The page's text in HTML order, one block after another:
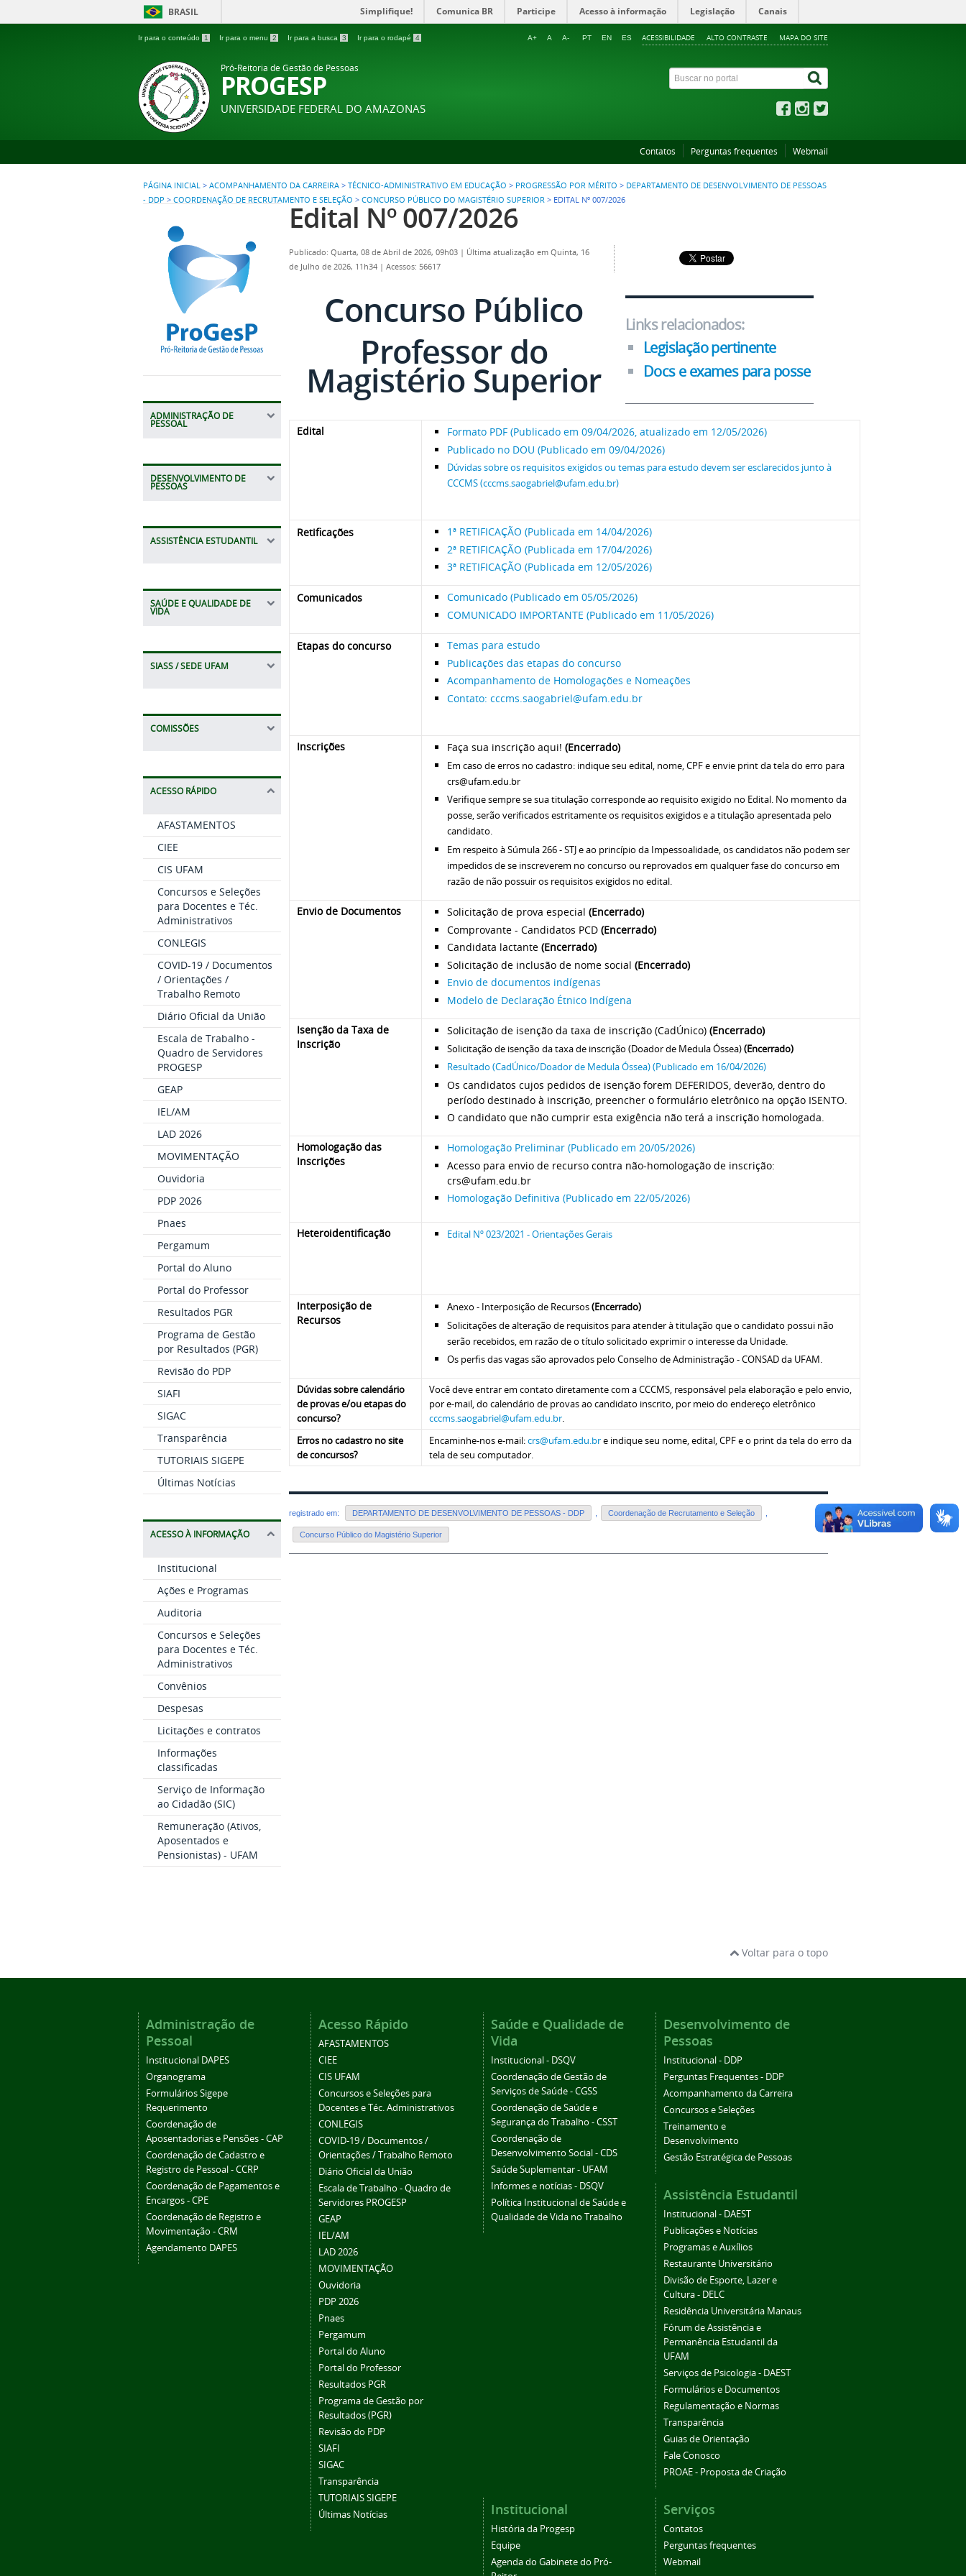
BRASIL Simplifique! Comunica BR Participe Acesso à informação Legislação Canais
Ir para o conteúdo 1 Ir para o menu 2 Ir para a busca 3 Ir para o rodapé 4 ACESSIBILIDADE ALTO CONTRASTE MAPA DO SITE
A+ A A- PT EN ES
Pró-Reitoria de Gestão de Pessoas
PROGESP
UNIVERSIDADE FEDERAL DO AMAZONAS
Contatos Perguntas frequentes Webmail
PÁGINA INICIAL > ACOMPANHAMENTO DA CARREIRA > TÉCNICO-ADMINISTRATIVO EM EDUCAÇÃO > PROGRESSÃO POR MÉRITO > DEPARTAMENTO DE DESENVOLVIMENTO DE PESSOAS
- DDP > COORDENAÇÃO DE RECRUTAMENTO E SELEÇÃO > CONCURSO PÚBLICO DO MAGISTÉRIO SUPERIOR > EDITAL Nº 007/2026
ADMINISTRAÇÃO DE
PESSOAL
DESENVOLVIMENTO DE
PESSOAS
ASSISTÊNCIA ESTUDANTIL
SAÚDE E QUALIDADE DE
VIDA
SIASS / SEDE UFAM
COMISSÕES
ACESSO RÁPIDO
AFASTAMENTOS
CIEE
CIS UFAM
Concursos e Seleções
para Docentes e Téc.
Administrativos
CONLEGIS
COVID-19 / Documentos
/ Orientações /
Trabalho Remoto
Diário Oficial da União
Escala de Trabalho -
Quadro de Servidores
PROGESP
GEAP
IEL/AM
LAD 2026
MOVIMENTAÇÃO
Ouvidoria
PDP 2026
Pnaes
Pergamum
Portal do Aluno
Portal do Professor
Resultados PGR
Programa de Gestão
por Resultados (PGR)
Revisão do PDP
SIAFI
SIGAC
Transparência
TUTORIAIS SIGEPE
Últimas Notícias
ACESSO À INFORMAÇÃO
Institucional
Ações e Programas
Auditoria
Concursos e Seleções
para Docentes e Téc.
Administrativos
Convênios
Despesas
Licitações e contratos
Informações
classificadas
Serviço de Informação
ao Cidadão (SIC)
Remuneração (Ativos,
Aposentados e
Pensionistas) - UFAM
Edital Nº 007/2026
Publicado: Quarta, 08 de Abril de 2026, 09h03 | Última atualização em Quinta, 16
de Julho de 2026, 11h34 | Acessos: 56617
Links relacionados:
Legislação pertinente
Docs e exames para posse
Concurso Público
Professor do
Magistério Superior
Edital
Formato PDF (Publicado em 09/04/2026, atualizado em 12/05/2026)
Publicado no DOU (Publicado em 09/04/2026)
Dúvidas sobre os requisitos exigidos ou temas para estudo devem ser esclarecidos junto à
CCCMS (cccms.saogabriel@ufam.edu.br)
Retificações
1ª RETIFICAÇÃO (Publicada em 14/04/2026)
2ª RETIFICAÇÃO (Publicada em 17/04/2026)
3ª RETIFICAÇÃO (Publicada em 12/05/2026)
Comunicados
Comunicado (Publicado em 05/05/2026)
COMUNICADO IMPORTANTE (Publicado em 11/05/2026)
Etapas do concurso
Temas para estudo
Publicações das etapas do concurso
Acompanhamento de Homologações e Nomeações
Contato: cccms.saogabriel@ufam.edu.br
Inscrições Faça sua inscrição aqui! (Encerrado)
Em caso de erros no cadastro: indique seu edital, nome, CPF e envie print da tela do erro para
crs@ufam.edu.br
Verifique sempre se sua titulação corresponde ao requisito exigido no Edital. No momento da
posse, serão verificados estritamente os requisitos exigidos e a titulação apresentada pelo
candidato.
Em respeito à Súmula 266 - STJ e ao princípio da Impessoalidade, os candidatos não podem ser
impedidos de se inscreverem no concurso ou reprovados em qualquer fase do concurso em
razão de não possuir os requisitos exigidos no edital.
Envio de Documentos Solicitação de prova especial (Encerrado)
Comprovante - Candidatos PCD (Encerrado)
Candidata lactante (Encerrado)
Solicitação de inclusão de nome social (Encerrado)
Envio de documentos indígenas
Modelo de Declaração Étnico Indígena
Isenção da Taxa de
Inscrição
Solicitação de isenção da taxa de inscrição (CadÚnico) (Encerrado)
Solicitação de isenção da taxa de inscrição (Doador de Medula Óssea)(Encerrado)
Resultado (CadÚnico/Doador de Medula Óssea) (Publicado em 16/04/2026)
Os candidatos cujos pedidos de isenção forem DEFERIDOS , deverão, dentro do
período destinado à inscrição, preencher o formulário eletrônico na opção ISENTO
O candidato que não cumprir esta exigência não terá a inscrição homologada.
Homologação das
Inscrições
Homologação Preliminar (Publicado em 20/05/2026)
Acesso para envio de recurso contra não-homologação de inscrição:
crs@ufam.edu.br
Homologação Definitiva (Publicado em 22/05/2026)
Heteroidentificação Edital Nº 023/2021 - Orientações Gerais
Interposição de
Recursos
Anexo - Interposição de Recursos(Encerrado)
Solicitações de alteração de requisitos para atender à titulação que o candidato possui não
serão recebidos, em razão de o título solicitado exprimir o interesse da Unidade.
Os perfis das vagas são aprovados pelo Conselho de Administração - CONSAD da UFAM.
Dúvidas sobre calendário
de provas e/ou etapas do
concurso?
Você deve entrar em contato diretamente com a CCCMS, responsável pela elaboração e pelo envio,
por e-mail, do calendário de provas ao candidato inscrito, por meio do endereço eletrônico
cccms.saogabriel@ufam.edu.br.
Erros no cadastro no site
de concursos?
Encaminhe-nos e-mail:crs@ufam.edu.bre indique seu nome, edital, CPF e o print da tela do erro da
tela de seu computador.
registrado em: DEPARTAMENTO DE DESENVOLVIMENTO DE PESSOAS - DDP Coordenação de Recrutamento e Seleção
Concurso Público do Magistério Superior
Voltar para o topo
Administração de
Pessoal
Institucional DAPES
Organograma
Formulários Sigepe
Requerimento
Coordenação de
Aposentadorias e Pensões - CAP
Coordenação de Cadastro e
Registro de Pessoal - CCRP
Coordenação de Pagamentos e
Encargos - CPE
Coordenação de Registro e
Movimentação - CRM
Agendamento DAPES
Acesso Rápido
AFASTAMENTOS
CIEE
CIS UFAM
Concursos e Seleções para
Docentes e Téc. Administrativos
CONLEGIS
COVID-19 / Documentos /
Orientações / Trabalho Remoto
Diário Oficial da União
Escala de Trabalho - Quadro de
Servidores PROGESP
GEAP
IEL/AM
LAD 2026
MOVIMENTAÇÃO
Ouvidoria
PDP 2026
Pnaes
Pergamum
Portal do Aluno
Portal do Professor
Resultados PGR
Programa de Gestão por
Resultados (PGR)
Revisão do PDP
SIAFI
SIGAC
Transparência
TUTORIAIS SIGEPE
Últimas Notícias
Saúde e Qualidade de
Vida
Institucional - DSQV
Coordenação de Gestão de
Serviços de Saúde - CGSS
Coordenação de Saúde e
Segurança do Trabalho - CSST
Coordenação de
Desenvolvimento Social - CDS
Saúde Suplementar - UFAM
Informes e notícias - DSQV
Política Institucional de Saúde e
Qualidade de Vida no Trabalho
Desenvolvimento de
Pessoas
Institucional - DDP
Perguntas Frequentes - DDP
Acompanhamento da Carreira
Concursos e Seleções
Treinamento e
Desenvolvimento
Gestão Estratégica de Pessoas
Assistência Estudantil
Institucional - DAEST
Publicações e Notícias
Programas e Auxílios
Restaurante Universitário
Divisão de Esporte, Lazer e
Cultura - DELC
Residência Universitária Manaus
Fórum de Assistência e
Permanência Estudantil da
UFAM
Serviços de Psicologia - DAEST
Formulários e Documentos
Regulamentação e Normas
Transparência
Guias de Orientação
Fale Conosco
PROAE - Proposta de Criação
Institucional
História da Progesp
Equipe
Agenda do Gabinete do Pró-
Serviços
Contatos
Perguntas frequentes
Webmail